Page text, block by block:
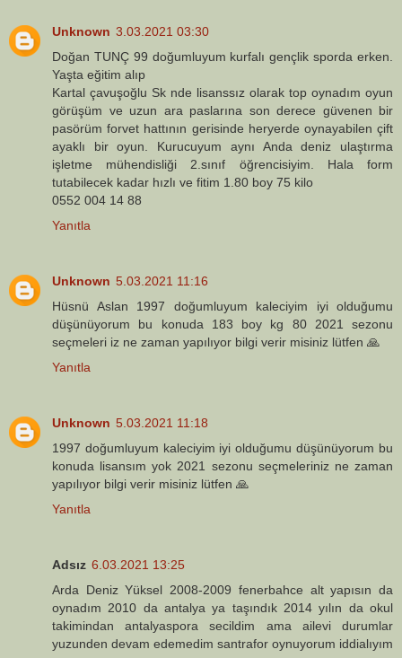
Unknown 3.03.2021 03:30
Doğan TUNÇ 99 doğumluyum kurfalı gençlik sporda erken.
Yaşta eğitim alıp
Kartal çavuşoğlu Sk nde lisanssız olarak top oynadım oyun
görüşüm ve uzun ara paslarına son derece güvenen bir
pasörüm forvet hattının gerisinde heryerde oynayabilen çift
ayaklı bir oyun. Kurucuyum aynı Anda deniz ulaştırma
işletme mühendisliği 2.sınıf öğrencisiyim. Hala form
tutabilecek kadar hızlı ve fitim 1.80 boy 75 kilo
0552 004 14 88
Yanıtla
Unknown 5.03.2021 11:16
Hüsnü Aslan 1997 doğumluyum kaleciyim iyi olduğumu
düşünüyorum bu konuda 183 boy kg 80 2021 sezonu
seçmeleri iz ne zaman yapılıyor bilgi verir misiniz lütfen 🙏
Yanıtla
Unknown 5.03.2021 11:18
1997 doğumluyum kaleciyim iyi olduğumu düşünüyorum bu
konuda lisansım yok 2021 sezonu seçmeleriniz ne zaman
yapılıyor bilgi verir misiniz lütfen 🙏
Yanıtla
Adsız 6.03.2021 13:25
Arda Deniz Yüksel 2008-2009 fenerbahce alt yapısın da
oynadım 2010 da antalya ya taşındık 2014 yılın da okul
takimindan antalyaspora secildim ama ailevi durumlar
yuzunden devam edemedim santrafor oynuyorum iddialıyım